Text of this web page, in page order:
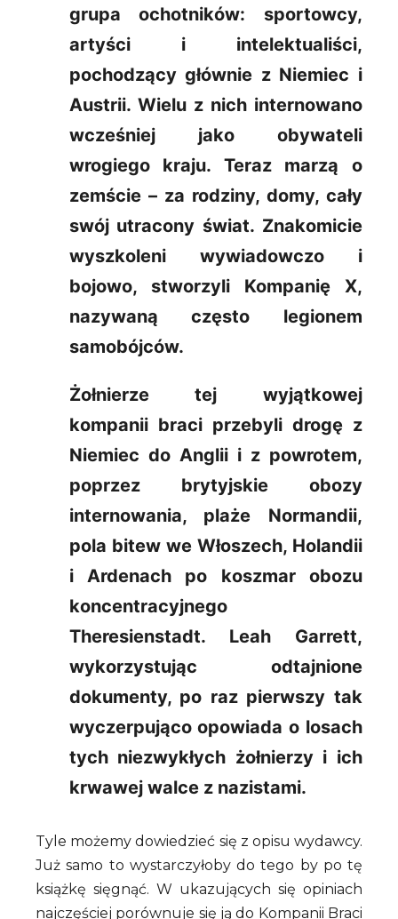
grupa ochotników: sportowcy,
artyści i intelektualiści,
pochodzący głównie z Niemiec i
Austrii. Wielu z nich internowano
wcześniej jako obywateli
wrogiego kraju. Teraz marzą o
zemście – za rodziny, domy, cały
swój utracony świat. Znakomicie
wyszkoleni wywiadowczo i
bojowo, stworzyli Kompanię X,
nazywaną często legionem
samobójców.
Żołnierze tej wyjątkowej
kompanii braci przebyli drogę z
Niemiec do Anglii i z powrotem,
poprzez brytyjskie obozy
internowania, plaże Normandii,
pola bitew we Włoszech, Holandii
i Ardenach po koszmar obozu
koncentracyjnego
Theresienstadt. Leah Garrett,
wykorzystując odtajnione
dokumenty, po raz pierwszy tak
wyczerpująco opowiada o losach
tych niezwykłych żołnierzy i ich
krwawej walce z nazistami.
Tyle możemy dowiedzieć się z opisu wydawcy.
Już samo to wystarczyłoby do tego by po tę
książkę sięgnąć. W ukazujących się opiniach
najczęściej porównuje się ją do Kompanii Braci